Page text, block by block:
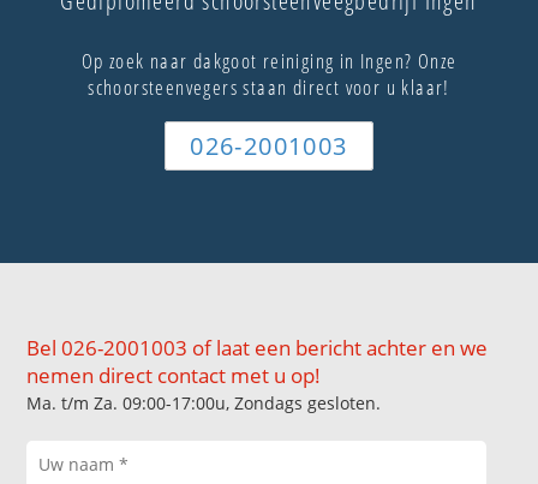
Op zoek naar dakgoot reiniging in Ingen? Onze
schoorsteenvegers staan direct voor u klaar!
026-2001003
Bel 026-2001003 of laat een bericht achter en we
nemen direct contact met u op!
Ma. t/m Za. 09:00-17:00u, Zondags gesloten.